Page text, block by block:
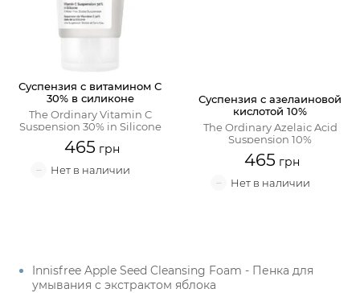
Суспензия с витамином С
30% в силиконе
The Ordinary Vitamin C
Suspension 30% in Silicone
465
Суспензия с азелаиновой
кислотой 10%
The Ordinary Azelaic Acid
Suspension 10%
465
Innisfree Apple Seed Cleansing Foam - Пенка для
умывания с экстрактом яблока